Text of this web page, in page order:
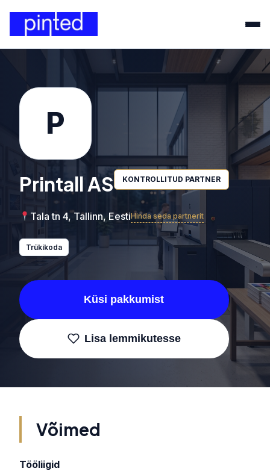
P
Printall AS KONTROLLITUD PARTNER
Tala tn 4, Tallinn, EestiHinda seda partnerit
Trükikoda
Küsi pakkumist
Lisa lemmikutesse
Võimed
Tööliigid